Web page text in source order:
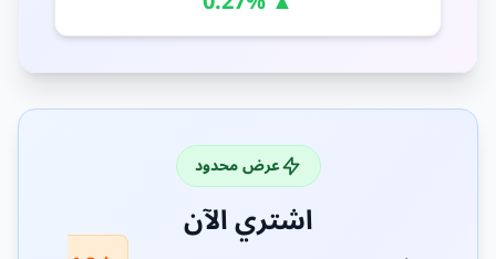
عرض محدود
اشتري الآن